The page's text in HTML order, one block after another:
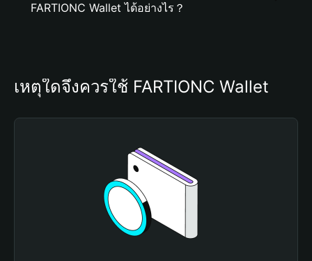
FARTIONC Wallet ได้อย่างไร？
เหตุใดจึงควรใช้ FARTIONC Wallet